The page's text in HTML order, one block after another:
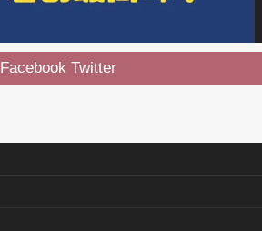
Facebook Twitter